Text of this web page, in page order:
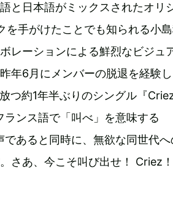
と日本語がミックスされたオリ
を手がけたことでも知られる小
レーションによる鮮烈なビジュ
年6月にメンバーの脱退を経験
つ約1年半ぶりのシングル『
ンス語で「叫べ」を意味する
であると同時に、無欲な同世代
さあ、今こそ叫び出せ！ Criez！